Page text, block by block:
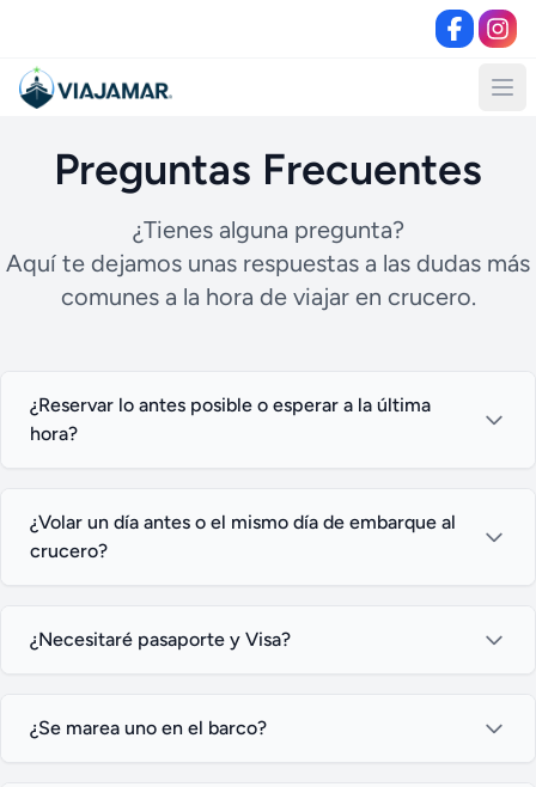
Preguntas Frecuentes
¿Tienes alguna pregunta?
Aquí te dejamos unas respuestas a las dudas más
comunes a la hora de viajar en crucero.
¿Reservar lo antes posible o esperar a la última
hora?
¿Volar un día antes o el mismo día de embarque al
crucero?
¿Necesitaré pasaporte y Visa?
¿Se marea uno en el barco?